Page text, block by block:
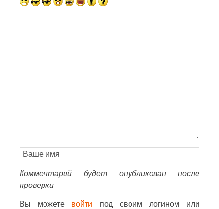
Комментарий будет опубликован после
проверки
Вы можете войти под своим логином или